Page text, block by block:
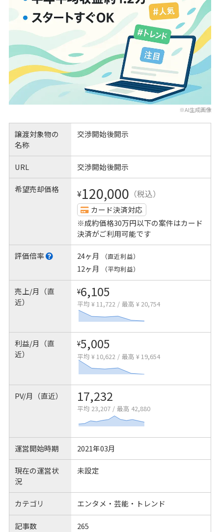
※AI生成画像
譲渡対象物の
名称
交渉開始後開示
URL 交渉開始後開示
希望売却価格 ¥120,000 （税込）
カード決済対応
※成約価格30万円以下の案件はカード
決済がご利用可能です
評価倍率 24ヶ月 （直近利益）
12ヶ月 （平均利益）
売上/月（直
近）
¥6,105
平均 ¥ 11,722 / 最高 ¥ 20,754
利益/月（直
近）
¥5,005
平均 ¥ 10,622 / 最高 ¥ 19,654
PV/月（直近） 17,232
平均 23,207 / 最高 42,880
運営開始時期 2021年03月
現在の運営状
況
未設定
カテゴリ エンタメ・芸能・トレンド
記事数 265